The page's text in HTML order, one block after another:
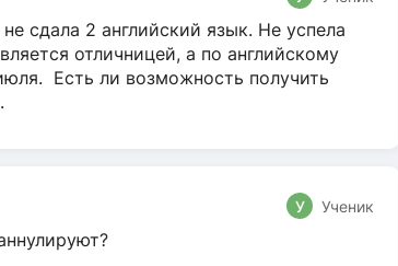
сдала 2 английский язык. Не успела
отличницей, а по английскому
Есть ли возможность получить
У Ученик